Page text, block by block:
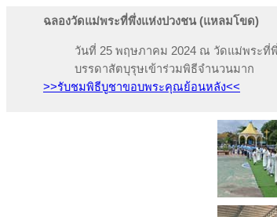
ฉลองวัดแม่พระที่พึ่งแห่งปวงชน (แหลมโขด)
วันที่ 25 พฤษภาคม 2024 ณ วัดแม่พระ
บรรดาสัตบุรุษเข้าร่วมพิธีจำนวนมาก
>>รับชมพิธีบูชาขอบพระคุณย้อนหลัง<<